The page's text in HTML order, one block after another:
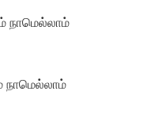
நாமெல்லாம்
நாமெல்லாம்